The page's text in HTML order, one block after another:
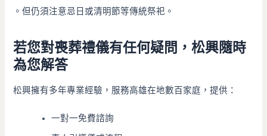
。但仍須注意忌日或清明節等傳統祭祀。
若您對喪葬禮儀有任何疑問，松興隨時
為您解答
松興擁有多年專業經驗，服務高雄在地數百家庭，提供：
一對一免費諮詢